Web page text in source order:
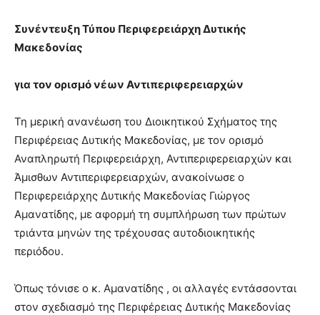
Συνέντευξη Τύπου Περιφερειάρχη Δυτικής
Μακεδονίας
για τον ορισμό νέων Αντιπεριφερειαρχών
Τη μερική ανανέωση του Διοικητικού Σχήματος της
Περιφέρειας Δυτικής Μακεδονίας, με τον ορισμό
Αναπληρωτή Περιφερειάρχη, Αντιπεριφερειαρχών και
Άμισθων Αντιπεριφερειαρχών, ανακοίνωσε ο
Περιφερειάρχης Δυτικής Μακεδονίας Γιώργος
Αμανατίδης, με αφορμή τη συμπλήρωση των πρώτων
τριάντα μηνών της τρέχουσας αυτοδιοικητικής
περιόδου.
Όπως τόνισε ο κ. Αμανατίδης , οι αλλαγές εντάσσονται
στον σχεδιασμό της Περιφέρειας Δυτικής Μακεδονίας